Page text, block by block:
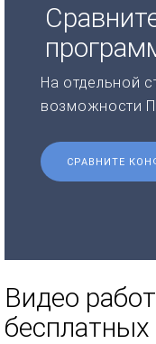
На отдельной
возможности
СРАВНИТЕ
Видео
бесплатных